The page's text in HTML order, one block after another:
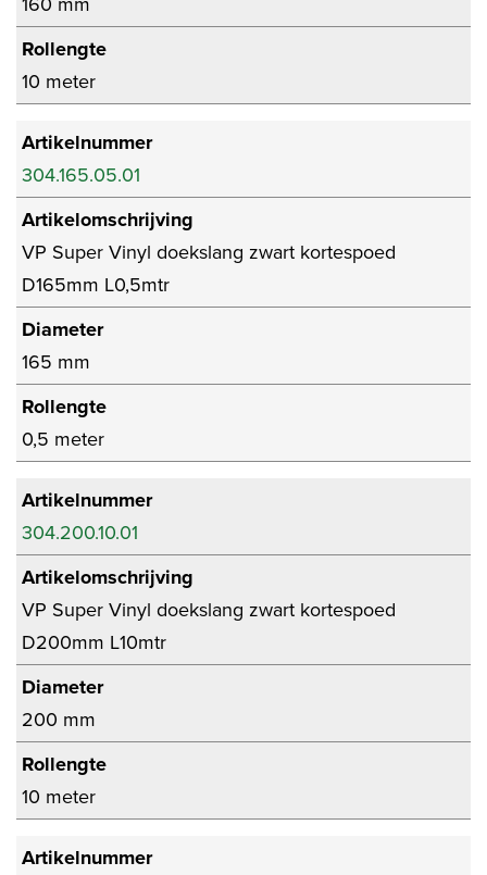
Rollengte
10 meter
Artikelnummer
304.165.05.01
Artikelomschrijving
VP Super Vinyl doekslang zwart kortespoed
D165mm L0,5mtr
Diameter
165 mm
Rollengte
0,5 meter
Artikelnummer
304.200.10.01
Artikelomschrijving
VP Super Vinyl doekslang zwart kortespoed
D200mm L10mtr
Diameter
200 mm
Rollengte
10 meter
Artikelnummer